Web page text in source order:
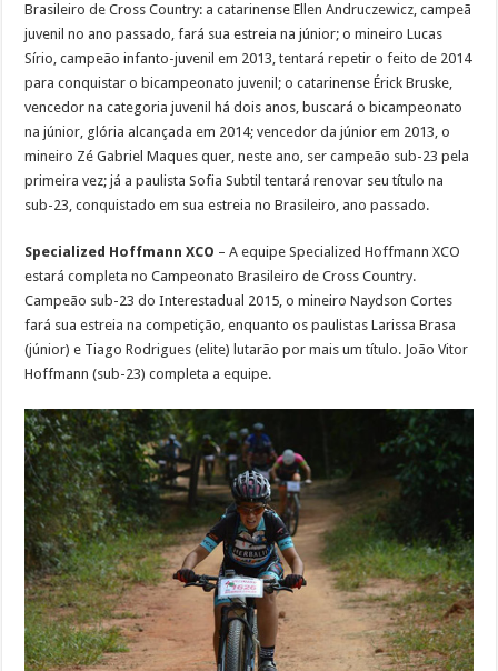
Brasileiro de Cross Country: a catarinense Ellen Andruczewicz, campeã
juvenil no ano passado, fará sua estreia na júnior; o mineiro Lucas
Sírio, campeão infanto-juvenil em 2013, tentará repetir o feito de 2014
para conquistar o bicampeonato juvenil; o catarinense Érick Bruske,
vencedor na categoria juvenil há dois anos, buscará o bicampeonato
na júnior, glória alcançada em 2014; vencedor da júnior em 2013, o
mineiro Zé Gabriel Maques quer, neste ano, ser campeão sub-23 pela
primeira vez; já a paulista Sofia Subtil tentará renovar seu título na
sub-23, conquistado em sua estreia no Brasileiro, ano passado.
Specialized Hoffmann XCO – A equipe Specialized Hoffmann XCO
estará completa no Campeonato Brasileiro de Cross Country.
Campeão sub-23 do Interestadual 2015, o mineiro Naydson Cortes
fará sua estreia na competição, enquanto os paulistas Larissa Brasa
(júnior) e Tiago Rodrigues (elite) lutarão por mais um título. João Vitor
Hoffmann (sub-23) completa a equipe.